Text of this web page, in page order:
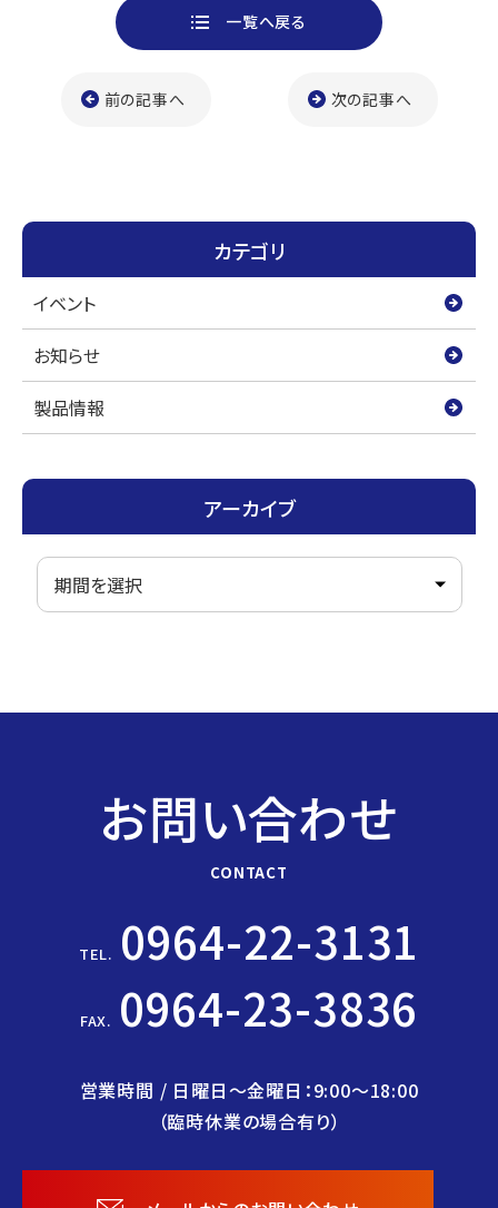
c
e
i
r
n
e
一覧へ戻る
前の記事へ 次の記事へ
カテゴリ
イベント
お知らせ
製品情報
アーカイブ
お問い合わせ
CONTACT
TEL. 0964-22-3131
FAX. 0964-23-3836
営業時間 / 日曜日〜金曜日：9:00〜18:00
（臨時休業の場合有り）